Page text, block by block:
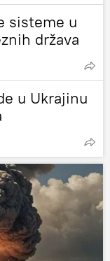
sisteme u
država
u Ukrajinu